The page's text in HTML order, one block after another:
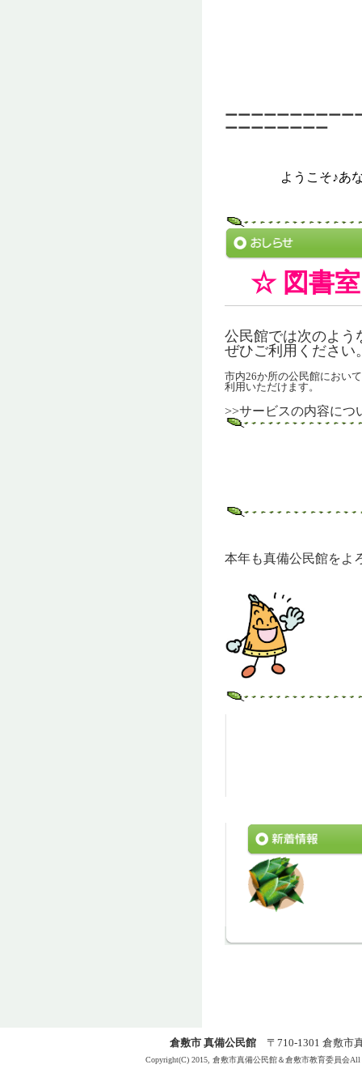
ーーーーーーーーーー
ーーーーーーーー
ようこそ♪あ
☆ 図書室
公民館では次のよう
ぜひご利用ください
市内26か所の公民館におい
利用いただけます。
>>サービスの内容につ
本年も真備公民館をよ
倉敷市 真備公民館 〒710-1301 倉敷市
Copyright(C) 2015, 倉敷市真備公民館＆倉敷市教育委員会